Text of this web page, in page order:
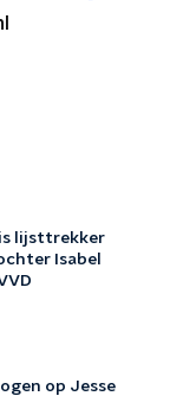
is lijsttrekker
Isabel
op Jesse